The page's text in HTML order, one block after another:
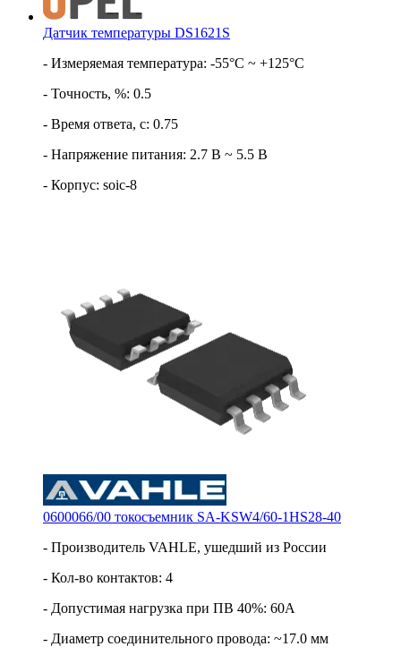
Датчик температуры DS1621S
- Измеряемая температура: -55°С ~ +125°С
- Точность, %: 0.5
- Время ответа, с: 0.75
- Напряжение питания: 2.7 В ~ 5.5 В
- Корпус: soic-8
0600066/00 токосъемник SA-KSW4/60-1HS28-40
- Производитель VAHLE, ушедший из России
- Кол-во контактов: 4
- Допустимая нагрузка при ПВ 40%: 60А
- Диаметр соединительного провода: ~17.0 мм